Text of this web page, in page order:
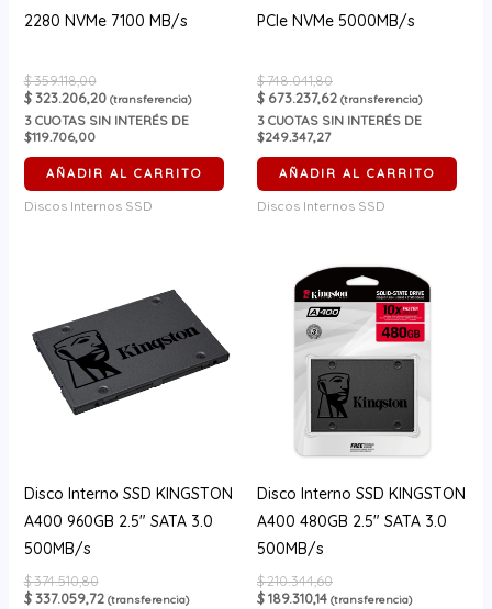
2280 NVMe 7100 MB/s
$359.118,00
$323.206,20 (transferencia)
3CUOTAS SIN INTERÉS DE
$119.706,00
AÑADIR AL CARRITO
Discos Internos SSD
PCIe NVMe 5000MB/s
$748.041,80
$ 673.237,62 (transferencia)
3 CUOTAS SIN INTERÉS DE
$249.347,27
AÑADIR AL CARRITO
Discos Internos SSD
Disco Interno SSD KINGSTON
A400 960GB 2.5″ SATA 3.0
500MB/s
$374.510,80
$337.059,72 (transferencia)
Disco Interno SSD KINGSTON
A400 480GB 2.5″ SATA 3.0
500MB/s
$210.344,60
$189.310,14 (transferencia)